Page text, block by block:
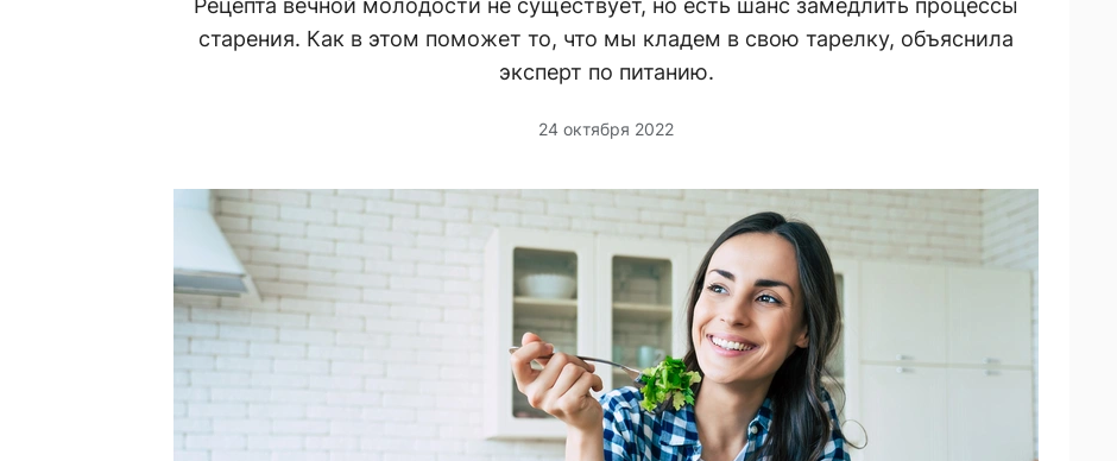
Рецепта вечной молодости не существует, но есть шанс замедлить процессы
старения. Как в этом поможет то, что мы кладем в свою тарелку, объяснила
эксперт по питанию.
24 октября 2022